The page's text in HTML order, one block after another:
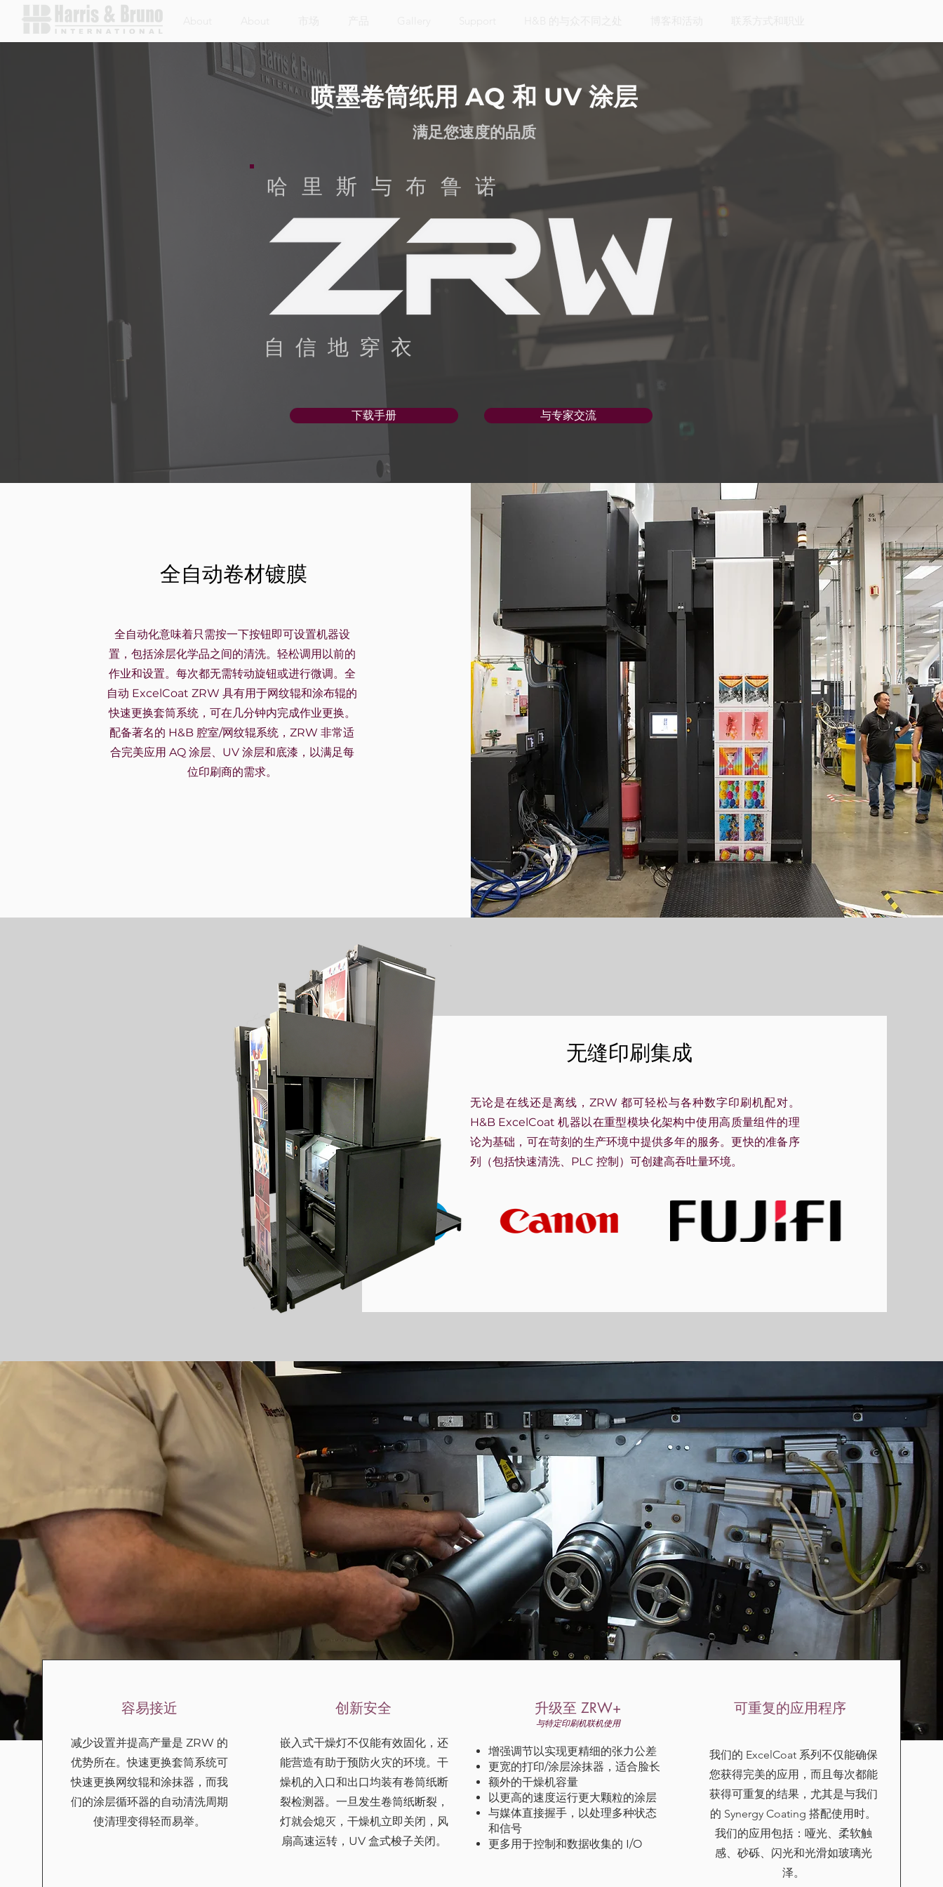
喷墨卷筒纸用 AQ 和 UV 涂层
满足您速度的品质
哈里斯与布鲁诺
自信地穿衣
下载手册 与专家交流
全自动卷材镀膜
全自动化意味着只需按一下按钮即可设置机器设
置，包括涂层化学品之间的清洗。轻松调用以前的
作业和设置。每次都无需转动旋钮或进行微调。全
自动 ExcelCoat ZRW 具有用于网纹辊和涂布辊的
快速更换套筒系统，可在几分钟内完成作业更换。
配备著名的 H&B 腔室/网纹辊系统，ZRW 非常适
合完美应用 AQ 涂层、UV 涂层和底漆，以满足每
位印刷商的需求。
无缝印刷集成
无论是在线还是离线，ZRW 都可轻松与各种数字印刷机配对。
H&B ExcelCoat 机器以在重型模块化架构中使用高质量组件的理
论为基础，可在苛刻的生产环境中提供多年的服务。更快的准备序
列（包括快速清洗、PLC 控制）可创建高吞吐量环境。
容易接近
减少设置并提高产量是 ZRW 的
优势所在。快速更换套筒系统可
快速更换网纹辊和涂抹器，而我
们的涂层循环器的自动清洗周期
使清理变得轻而易举。
创新安全
嵌入式干燥灯不仅能有效固化，还
能营造有助于预防火灾的环境。干
燥机的入口和出口均装有卷筒纸断
裂检测器。一旦发生卷筒纸断裂，
灯就会熄灭，干燥机立即关闭，风
扇高速运转，UV 盒式梭子关闭。
升级至 ZRW+
与特定印刷机联机使用
增强调节以实现更精细的张力公差
更宽的打印/涂层涂抹器，适合脸长
额外的干燥机容量
以更高的速度运行更大颗粒的涂层
与媒体直接握手，以处理多种状态
和信号
更多用于控制和数据收集的 I/O
可重复的应用程序
我们的 ExcelCoat 系列不仅能确保
您获得完美的应用，而且每次都能
获得可重复的结果，尤其是与我们
的 Synergy Coating 搭配使用时。
我们的应用包括： 哑光、柔软触
感、砂砾、闪光和光滑如玻璃光
泽。